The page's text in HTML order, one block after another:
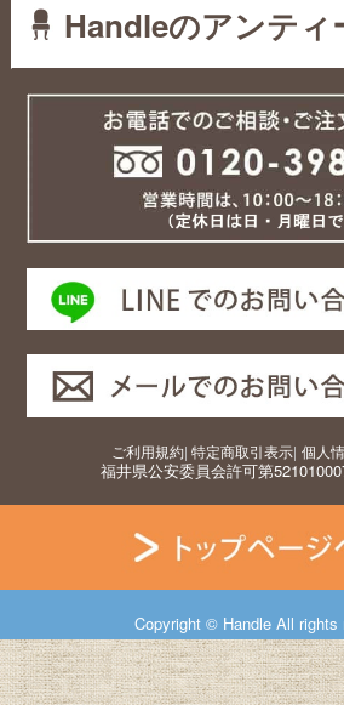
Handleのアンティ
ご利用規約| 特定商取引表示| 個人
福井県公安委員会許可第
Copyright © Handle All rights